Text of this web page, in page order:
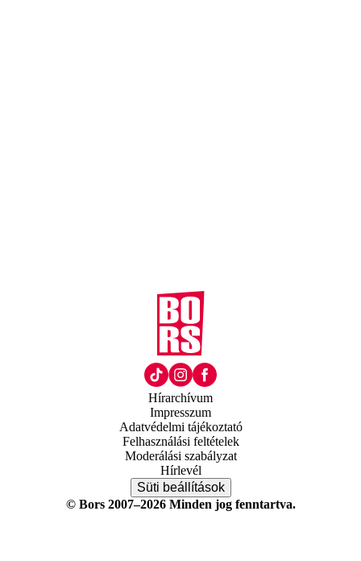
Hírarchívum
Impresszum
Adatvédelmi tájékoztató
Felhasználási feltételek
Moderálási szabályzat
Hírlevél
Süti beállítások
© Bors 2007–2026 Minden jog fenntartva.